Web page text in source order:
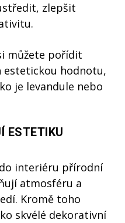
zlepšit
můžete pořídit
estetickou hodnotu,
je levandule nebo
ESTETIKU
interiéru přírodní
atmosféru a
Kromě toho
skvélé dekorativní